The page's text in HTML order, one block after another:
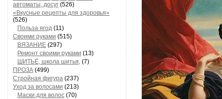
автоматы, досуг (526)
«Вкусные рецепты для здоровья»
(526)
Польза ягод (11)
Своими руками (515)
ВЯЗАНИЕ (297)
Ремонт своими руками (13)
ШИТЬЁ, школа шитья, (7)
ПРОЗА (499)
Стройная фигура (237)
Уход за волосами (213)
Маски для волос (70)